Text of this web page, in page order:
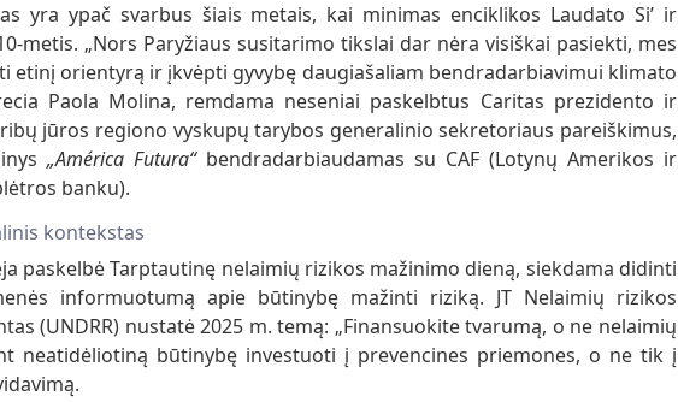
yra ypač svarbus šiais metais, kai minimas enciklikos Laudato Si’ ir
metis. „Nors Paryžiaus susitarimo tikslai dar nėra visiškai pasiekti, mes
etinį orientyrą ir įkvėpti gyvybę daugiašaliam bendradarbiavimui klimato
Paola Molina, remdama neseniai paskelbtus Caritas prezidento ir
jūros regiono vyskupų tarybos generalinio sekretoriaus pareiškimus,
„América Futura“bendradarbiaudamas su CAF (Lotynų Amerikos ir
banku).
kontekstas
paskelbė Tarptautinę nelaimių rizikos mažinimo dieną, siekdama didinti
informuotumą apie būtinybę mažinti riziką. JT Nelaimių rizikos
(UNDRR) nustatė 2025 m. temą: „Finansuokite tvarumą, o ne nelaimių
neatidėliotiną būtinybę investuoti į prevencines priemones, o ne tik į